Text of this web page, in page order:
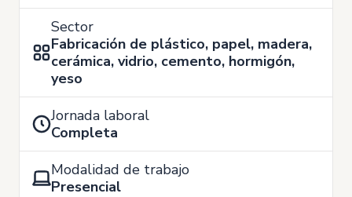
Sector
Fabricación de plástico, papel, madera,
cerámica, vidrio, cemento, hormigón,
yeso
Jornada laboral
Completa
Modalidad de trabajo
Presencial